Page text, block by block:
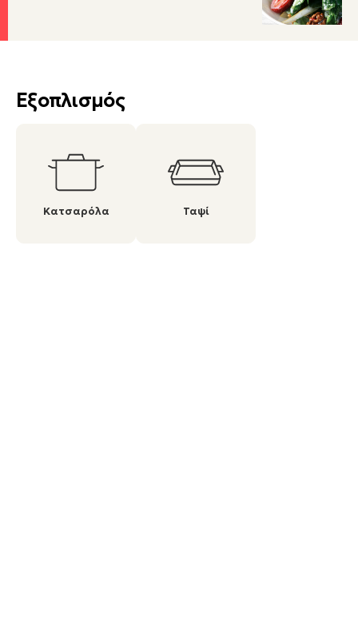
Εξοπλισμός
Κατσαρόλα Ταψί